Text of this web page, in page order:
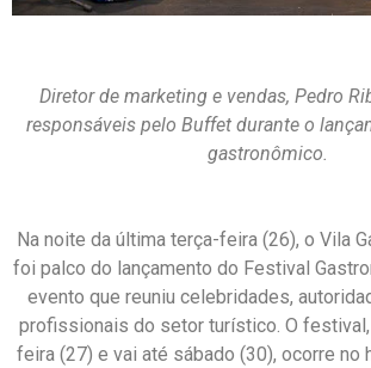
Diretor de marketing e vendas, Pedro
responsáveis pelo Buffet durante o
gastronômico.
Na noite da última terça-feira (26), o Vila
foi palco do lançamento do Festival
evento que reuniu celebridades,
profissionais do setor turístico. O festival,
feira (27) e vai até sábado (30), ocorre no